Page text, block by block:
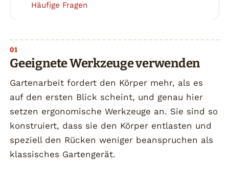
Häufige Fragen
Geeignete Werkzeuge verwenden
Gartenarbeit fordert den Körper mehr, als es
auf den ersten Blick scheint, und genau hier
setzen ergonomische Werkzeuge an. Sie sind so
konstruiert, dass sie den Körper entlasten und
speziell den Rücken weniger beanspruchen als
klassisches Gartengerät.